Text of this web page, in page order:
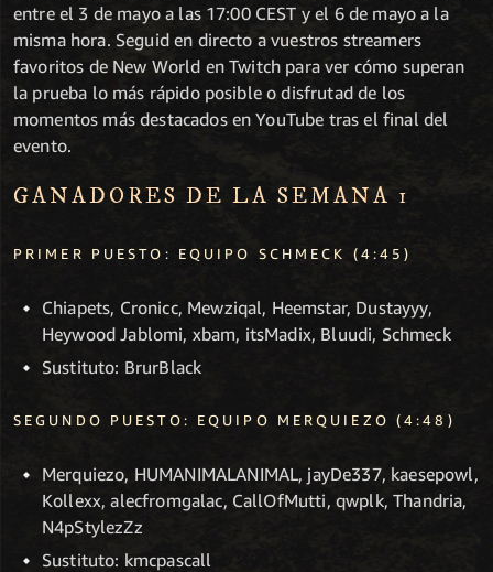
entre el 3 de mayo a las 17:00 CEST y el 6 de mayo a la
misma hora. Seguid en directo a vuestros streamers
favoritos de New World en Twitch para ver cómo superan
la prueba lo más rápido posible o disfrutad de los
momentos más destacados en YouTube tras el final del
evento.
GANADORES DE LA SEMANA 1
PRIMER PUESTO: EQUIPO SCHMECK (4:45)
Chiapets, Cronicc, Mewziqal, Heemstar, Dustayyy,
Heywood Jablomi, xbam, itsMadix, Bluudi, Schmeck
Sustituto: BrurBlack
SEGUNDO PUESTO: EQUIPO MERQUIEZO (4:48)
Merquiezo, HUMANIMALANIMAL, jayDe337, kaesepowl,
Kollexx, alecfromgalac, CallOfMutti, qwplk, Thandria,
N4pStylezZz
Sustituto: kmcpascall